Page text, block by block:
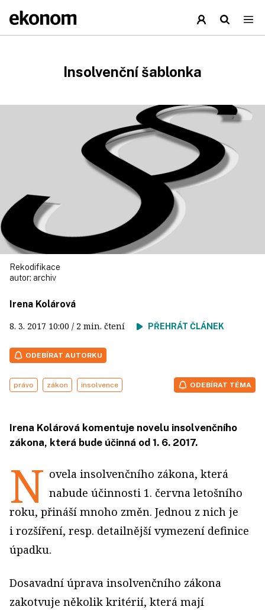
Insolvenční šablonka
Rekodifikace
autor: archiv
Irena Kolárová
8. 3. 2017 10:00 / 2 min. čtení PŘEHRÁT ČLÁNEK
ODEBÍRAT AUTORKU
právo zákon insolvence ODEBÍRAT TÉMA
Irena Kolárová komentuje novelu insolvenčního
zákona, která bude účinná od 1. 6. 2017.
N ovela insolvenčního zákona, která
nabude účinnosti 1. června letošního
roku, přináší mnoho změn. Jednou z nich je
i rozšíření, resp. detailnější vymezení definice
úpadku.
Dosavadní úprava insolvenčního zákona
zakotvuje několik kritérií, která mají